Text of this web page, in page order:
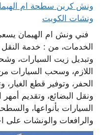
ونشات الكويت
فني ونش ام الهيمان
الخدمات، من : خدمة النقل
وتبديل زيت السيارات،
اللازم، وسحب السيارات
الحفر، وتوفير قطع الغيار،
ونقل البضائع، وتقديم أمهر
السيارات بأنواعها،
والرافعات والونشات على